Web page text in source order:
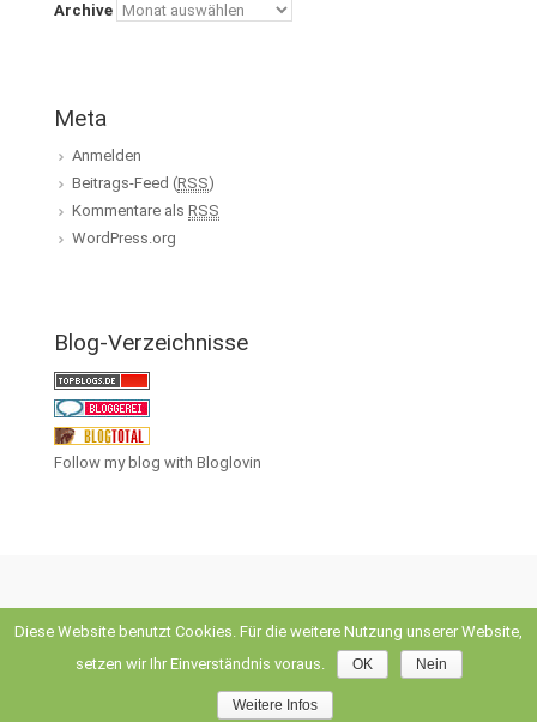
Archive
Meta
Anmelden
Beitrags-Feed (RSS)
Kommentare als RSS
WordPress.org
Blog-Verzeichnisse
Follow my blog with Bloglovin
theme by Theme4Press • Powered byWordPress
Diese Website benutzt Cookies. Für die weitere Nutzung unserer Website,
setzen wir Ihr Einverständnis voraus.
OK Nein
Weitere Infos